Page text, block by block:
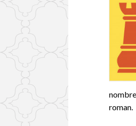
roman.